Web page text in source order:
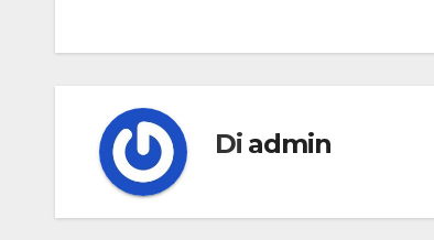
Di admin